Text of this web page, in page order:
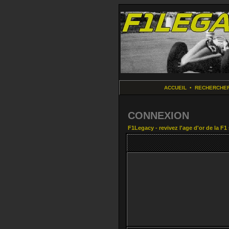
ACCUEIL •
CONNEXION
F1Legacy - revivez l'age d'or de la